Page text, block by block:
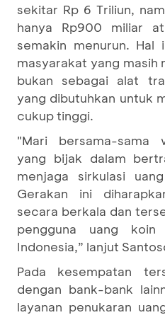
sekitar Rp 6 Triliun,
hanya Rp900 miliar
semakin menurun. Hal
masyarakat yang masih
bukan sebagai alat
yang dibutuhkan untuk
cukup tinggi.
"Mari bersama-sama
yang bijak dalam
menjaga sirkulasi
Gerakan ini
secara berkala dan
pengguna uang
Indonesia,” lanjut
Pada kesempatan
dengan bank-bank
layanan penukaran